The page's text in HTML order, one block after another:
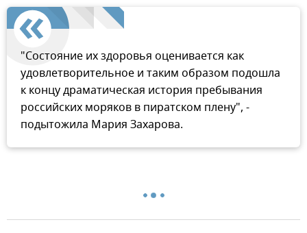
"Состояние их здоровья оценивается как
удовлетворительное и таким образом подошла
к концу драматическая история пребывания
российских моряков в пиратском плену", -
подытожила Мария Захарова.